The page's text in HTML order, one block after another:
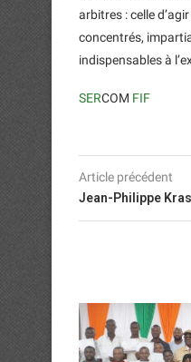
arbitres : celle
concentrés,
indispensables à
SERCOM FIF
Article précédent
Jean-Philippe